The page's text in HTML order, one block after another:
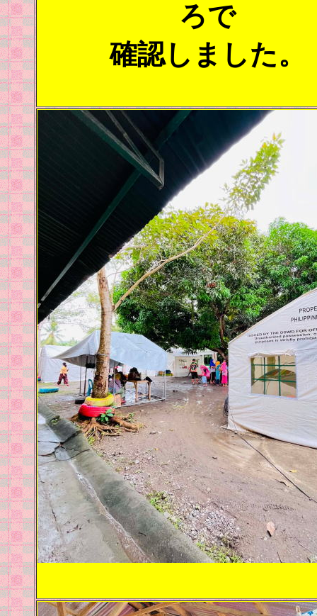
ろで
確認しました。